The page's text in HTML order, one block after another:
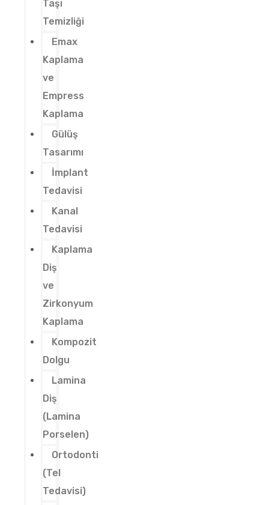
Taşı
Temizliği
Emax
Kaplama
ve
Empress
Kaplama
Gülüş
Tasarımı
İmplant
Tedavisi
Kanal
Tedavisi
Kaplama
Diş
ve
Zirkonyum
Kaplama
Kompozit
Dolgu
Lamina
Diş
(Lamina
Porselen)
Ortodonti
(Tel
Tedavisi)